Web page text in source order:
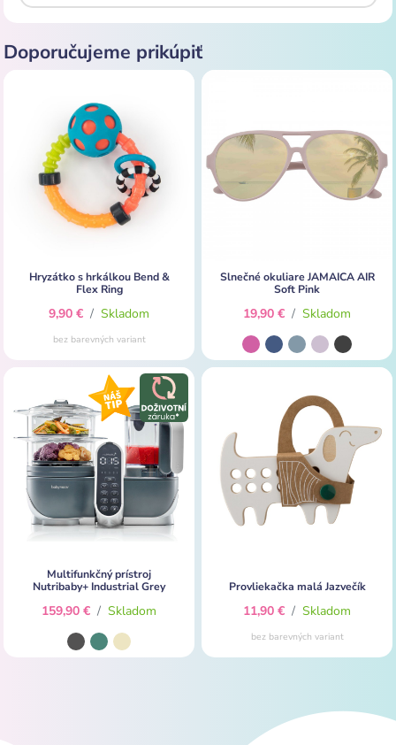
Doporučujeme prikúpiť
Hryzátko s hrkálkou Bend &
Flex Ring
9,90 € / Skladom
bez barevných variant
Slnečné okuliare JAMAICA AIR
Soft Pink
19,90 € / Skladom
Multifunkčný prístroj
Nutribaby+ Industrial Grey
159,90 € / Skladom
Provliekačka malá Jazvečík
11,90 € / Skladom
bez barevných variant